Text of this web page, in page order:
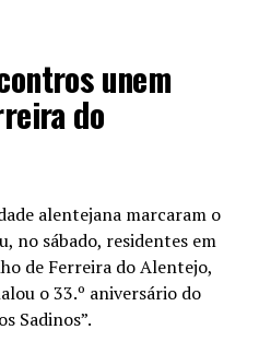
unem
do
alentejana marcaram o
no sábado, residentes em
de Ferreira do Alentejo,
o 33.º aniversário do
Sadinos”.